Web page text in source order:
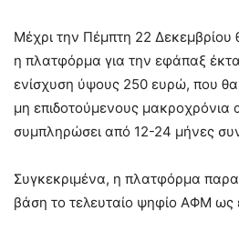
Μέχρι την Πέμπτη 22 Δεκεμβρίου
η πλατφόρμα για την εφάπαξ
ενίσχυση ύψους 250 ευρώ, που
μη επιδοτούμενους μακροχρόνια
συμπληρώσει από 12-24 μήνες
Συγκεκριμένα, η πλατφόρμα
βάση το τελευταίο ψηφίο ΑΦΜ ως